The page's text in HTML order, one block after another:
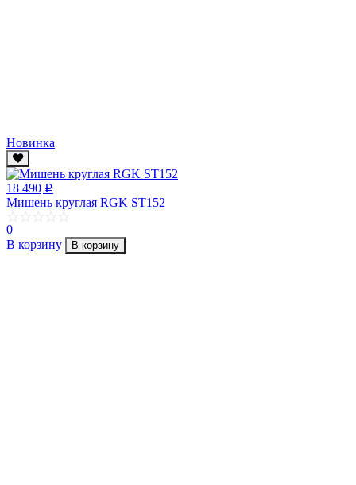
Новинка
18 490 p
Мишень круглая RGK ST152
0
В корзину
В корзину